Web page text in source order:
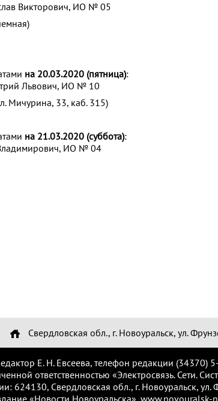
Викторович, ИО № 05
на 20.03.2020 (пятница):
Львович, ИО № 10
Мичурина, 33, каб. 315)
на 21.03.2020 (суббота):
ИО № 04
Свердловская обл., г. Новоуральск, ул.
Е. Н. Евсеева, телефон редакции (34370)
ответственностью «Электросвязь. Сети.
624130, Свердловская обл., г. Новоуральск, ул.